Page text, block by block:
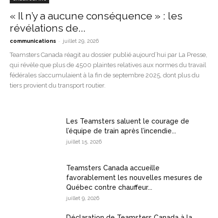
« Il n’y a aucune conséquence » : les
révélations de...
communications - juillet 29, 2026
Teamsters Canada réagit au dossier publié aujourd’hui par La Presse,
qui révèle que plus de 4500 plaintes relatives aux normes du travail
fédérales s’accumulaient à la fin de septembre 2025, dont plus du
tiers provient du transport routier.
Les Teamsters saluent le courage de
l’équipe de train après l’incendie...
juillet 15, 2026
Teamsters Canada accueille
favorablement les nouvelles mesures de
Québec contre chauffeur...
juillet 9, 2026